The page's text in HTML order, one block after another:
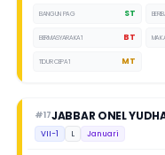
BANGUN PAGI ST
BERMASYARAKAT BT
TIDUR CEPAT MT
#17JABBAR ONEL
VII-1 L Januari